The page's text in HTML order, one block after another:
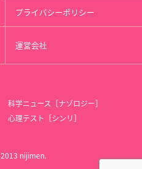
プライバシーポリシー
運営会社
科学ニュース［ナゾロジー］
心理テスト［シンリ］
nijimen.